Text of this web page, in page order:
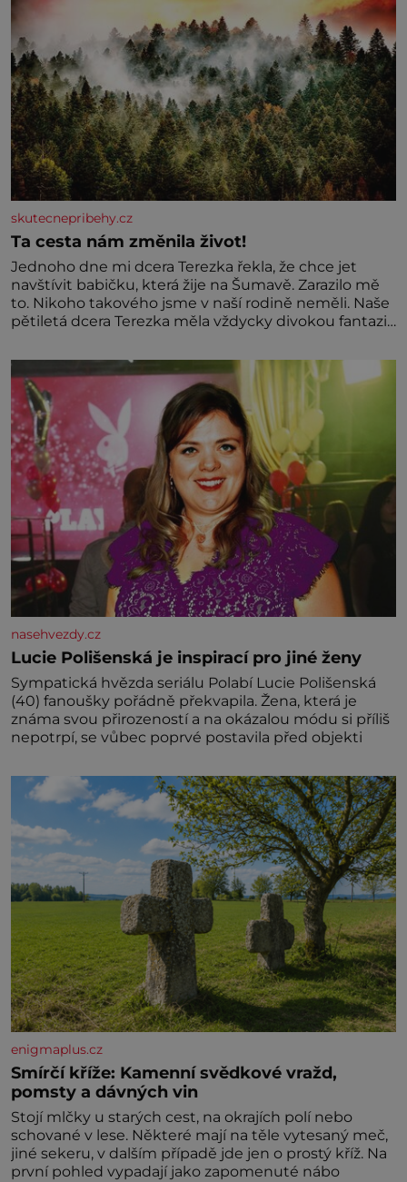
skutecnepribehy.cz
Ta cesta nám změnila život!
Jednoho dne mi dcera Terezka řekla, že chce jet
navštívit babičku, která žije na Šumavě. Zarazilo mě
to. Nikoho takového jsme v naší rodině neměli. Naše
pětiletá dcera Terezka měla vždycky divokou fantazii.
mi říkala, že se jí zdálo o jednorožcích, krásných
princeznách, statečných rytířích a létajících dracích.
nasehvezdy.cz
Lucie Polišenská je inspirací pro jiné ženy
Sympatická hvězda seriálu Polabí Lucie Polišenská
(40) fanoušky pořádně překvapila. Žena, která je
známa svou přirozeností a na okázalou módu si příliš
nepotrpí, se vůbec poprvé postavila před objekti
enigmaplus.cz
Smírčí kříže: Kamenní svědkové vražd,
pomsty a dávných vin
Stojí mlčky u starých cest, na okrajích polí nebo
schované v lese. Některé mají na těle vytesaný meč,
jiné sekeru, v dalším případě jde jen o prostý kříž. Na
první pohled vypadají jako zapomenuté nábo